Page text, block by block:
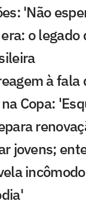
'Não
o legado
à
Copa:
jovens;